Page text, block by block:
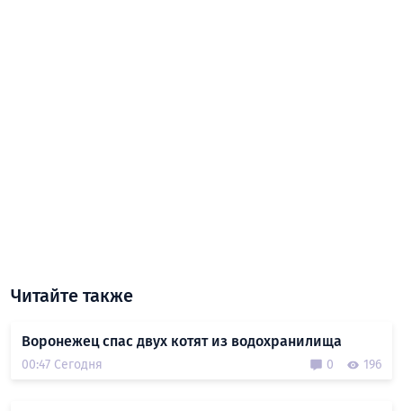
Читайте также
Воронежец спас двух котят из водохранилища
00:47 Сегодня 0 196